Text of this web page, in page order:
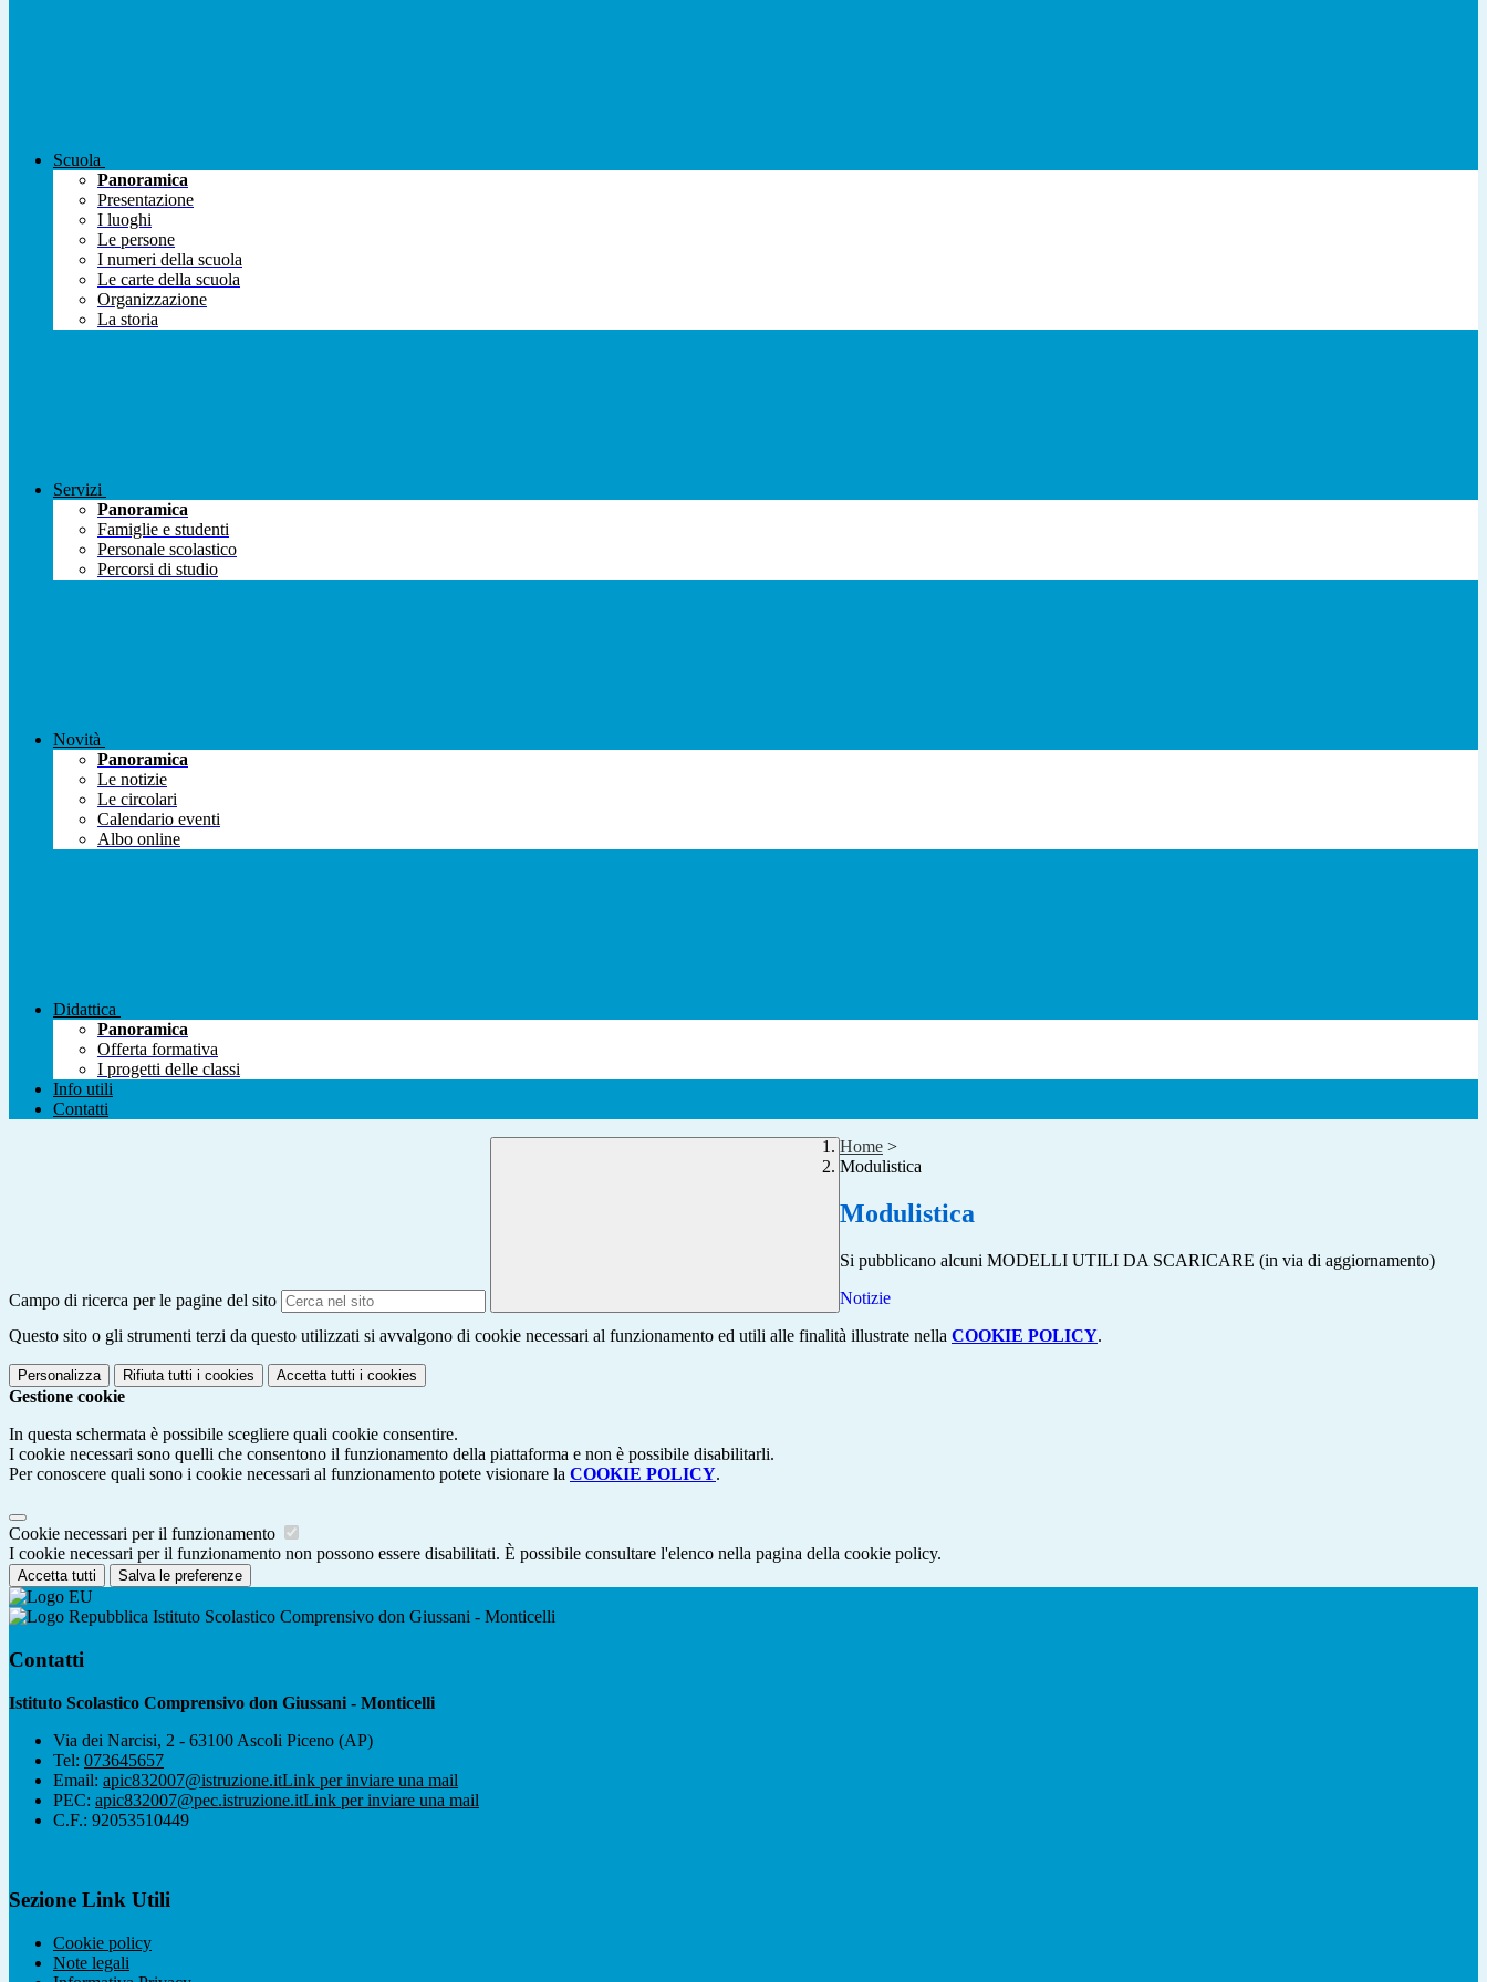
Scuola
Panoramica
Presentazione
I luoghi
Le persone
I numeri della scuola
Le carte della scuola
Organizzazione
La storia
Servizi
Panoramica
Famiglie e studenti
Personale scolastico
Percorsi di studio
Novità
Panoramica
Le notizie
Le circolari
Calendario eventi
Albo online
Didattica
Panoramica
Offerta formativa
I progetti delle classi
Info utili
Contatti
Campo di ricerca per le pagine del sito
Home >
Modulistica
Modulistica
Si pubblicano alcuni MODELLI UTILI DA SCARICARE (in via di aggiornamento)
Notizie
Questo sito o gli strumenti terzi da questo utilizzati si avvalgono di cookie necessari al funzionamento ed utili alle finalità illustrate nella COOKIE POLICY.
Personalizza Rifiuta tutti i cookies Accetta tutti i cookies
Gestione cookie
In questa schermata è possibile scegliere quali cookie consentire.
I cookie necessari sono quelli che consentono il funzionamento della piattaforma e non è possibile disabilitarli.
Per conoscere quali sono i cookie necessari al funzionamento potete visionare la COOKIE POLICY.
Cookie necessari per il funzionamento
I cookie necessari per il funzionamento non possono essere disabilitati. È possibile consultare l'elenco nella pagina della cookie policy.
Accetta tutti Salva le preferenze
Istituto Scolastico Comprensivo don Giussani - Monticelli
Contatti
Istituto Scolastico Comprensivo don Giussani - Monticelli
Via dei Narcisi, 2 - 63100 Ascoli Piceno (AP)
Tel: 073645657
Email: apic832007@istruzione.itLink per inviare una mail
PEC: apic832007@pec.istruzione.itLink per inviare una mail
C.F.: 92053510449
Sezione Link Utili
Cookie policy
Note legali